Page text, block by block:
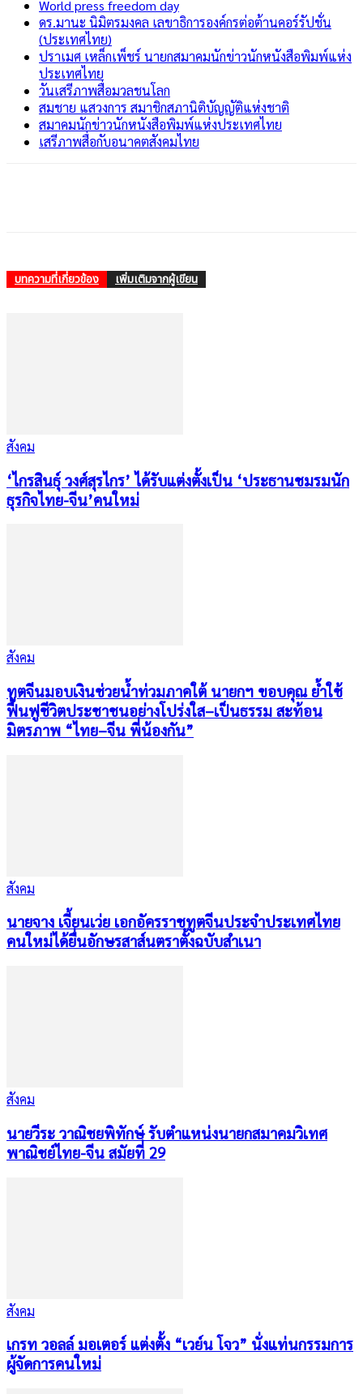
World press freedom day
ดร.มานะ นิมิตรมงคล เลขาธิการองค์กรต่อต้านคอร์รัปชั่น
(ประเทศไทย)
ปราเมศ เหล็กเพ็ชร์ นายกสมาคมนักข่าวนักหนังสือพิมพ์แห่ง
ประเทศไทย
วันเสรีภาพสื่อมวลชนโลก
สมชาย แสวงการ สมาชิกสภานิติบัญญัติแห่งชาติ
สมาคมนักข่าวนักหนังสือพิมพ์แห่งประเทศไทย
เสรีภาพสื่อกับอนาคตสังคมไทย
บทความที่เกี่ยวข้อง เพิ่มเติมจากผู้เขียน
สังคม
‘ไกรสินธุ์ วงศ์สุรไกร’ ได้รับแต่งตั้งเป็น ‘ประธานชมรมนัก
ธุรกิจไทย-จีน’คนใหม่
สังคม
ทูตจีนมอบเงินช่วยน้ำท่วมภาคใต้ นายกฯ ขอบคุณ ย้ำใช้
ฟื้นฟูชีวิตประชาชนอย่างโปร่งใส–เป็นธรรม สะท้อน
มิตรภาพ “ไทย–จีน พี่น้องกัน”
สังคม
นายจาง เจี้ยนเว่ย เอกอัครราชทูตจีนประจำประเทศไทย
คนใหม่ได้ยื่นอักษรสาส์นตราตั้งฉบับสำเนา
สังคม
นายวีระ วาณิชยพิทักษ์ รับตำแหน่งนายกสมาคมวิเทศ
พาณิชย์ไทย-จีน สมัยที่ 29
สังคม
เกรท วอลล์ มอเตอร์ แต่งตั้ง “เวย์น โจว” นั่งแท่นกรรมการ
ผู้จัดการคนใหม่